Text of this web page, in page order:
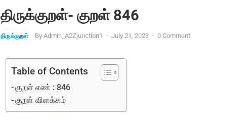
திருக்குறள்- குறள் 846
திருக்குறள் By Admin_A2Zjunction1 · July 21, 2023 · 0 Comment
Table of Contents
குறள் எண் : 846
குறள் விளக்கம்